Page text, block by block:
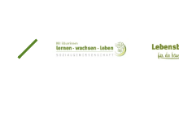
Südtirol
Gärtnervereinigung